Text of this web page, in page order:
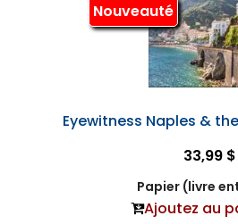
Nouveauté
Eyewitness Naples &
33,99 $
Papier (livre
Ajoutez au